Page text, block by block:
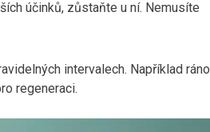
účinků, zůstaňte u ní. Nemusíte
intervalech. Například ráno
regeneraci.